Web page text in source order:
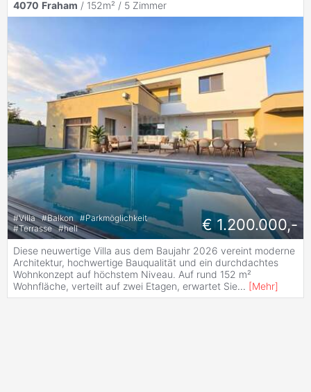
4070 Fraham / 152m² / 5 Zimmer
#Villa #Balkon #Parkmöglichkeit
#Terrasse #hell € 1.200.000,-
Diese neuwertige Villa aus dem Baujahr 2026 vereint moderne
Architektur, hochwertige Bauqualität und ein durchdachtes
Wohnkonzept auf höchstem Niveau. Auf rund 152 m²
Wohnfläche, verteilt auf zwei Etagen, erwartet Sie... [Mehr]